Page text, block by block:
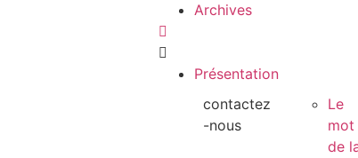
Archives
Présentation
contactez
-nous
Le
mot
de